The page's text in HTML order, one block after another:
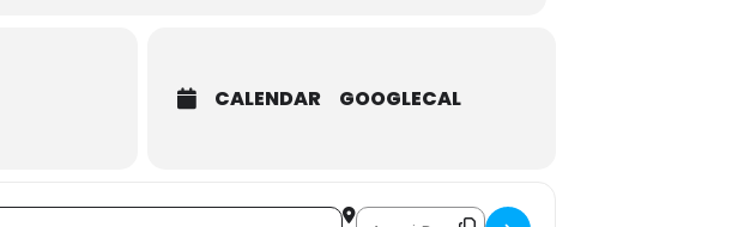
CALENDAR GOOGLECAL
Destination Address - Farandole []